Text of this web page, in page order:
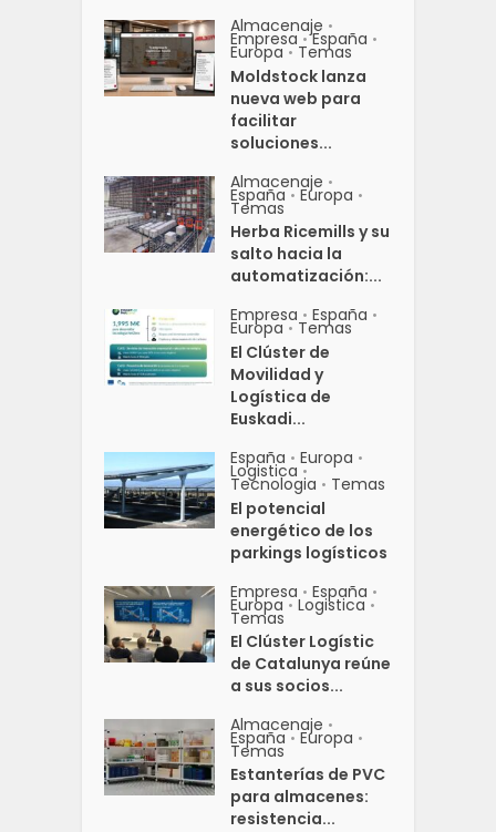
Almacenaje •
Empresa • España •
Europa • Temas
Moldstock lanza
nueva web para
facilitar
soluciones...
Almacenaje •
España • Europa •
Temas
Herba Ricemills y su
salto hacia la
automatización:...
Empresa • España •
Europa • Temas
El Clúster de
Movilidad y
Logística de
Euskadi...
España • Europa •
Logistica •
Tecnologia • Temas
El potencial
energético de los
parkings logísticos
Empresa • España •
Europa • Logistica •
Temas
El Clúster Logístic
de Catalunya reúne
a sus socios...
Almacenaje •
España • Europa •
Temas
Estanterías de PVC
para almacenes:
resistencia...